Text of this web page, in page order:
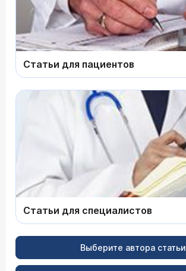
Статьи для пациентов
Статьи для специалистов
Выберите автора статьи